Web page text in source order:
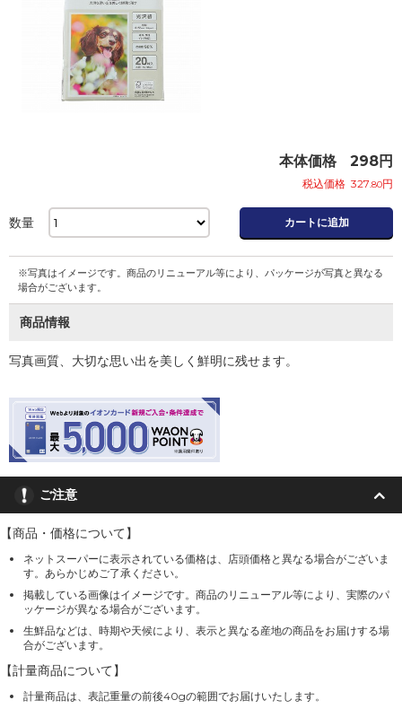
本体価格 298円
税込価格 327.80円
数量 カートに追加
※写真はイメージです。商品のリニューアル等により、パッケージが写真と異なる
場合がございます。
商品情報
写真画質、大切な思い出を美しく鮮明に残せます。
ご注意
【商品・価格について】
ネットスーパーに表示されている価格は、店頭価格と異なる場合がございま
す。あらかじめご了承ください。
掲載している画像はイメージです。商品のリニューアル等により、実際のパ
ッケージが異なる場合がございます。
生鮮品などは、時期や天候により、表示と異なる産地の商品をお届けする場
合がございます。
【計量商品について】
計量商品は、表記重量の前後40gの範囲でお届けいたします。